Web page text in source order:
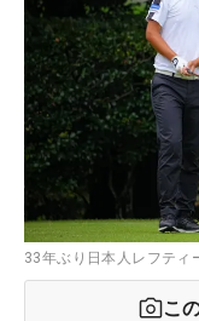
33年ぶり日本人レフティ
こ